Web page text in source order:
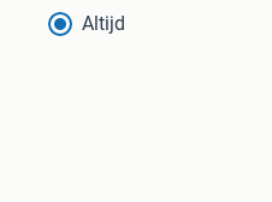
Altijd